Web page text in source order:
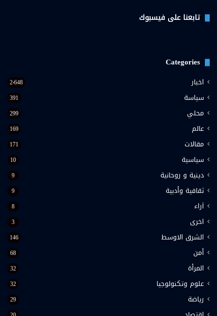
تابعنا على فيسبوك
Categories
اخبار 2٬648
سياسة 391
محلي 299
عالم 169
مقالات 171
سياسية 10
دينية و روحانية 9
ثقافية وأدبية 9
اَراء 8
اخرى 3
الشرق الاوسط 146
أمن 68
المرأة 32
علوم وتكنولوجيا 32
رياضة 29